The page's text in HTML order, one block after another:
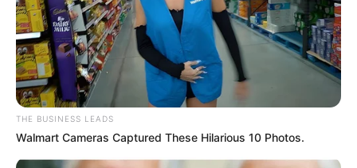
THE BUSINESS LEADS
Walmart Cameras Captured These Hilarious 10 Photos.